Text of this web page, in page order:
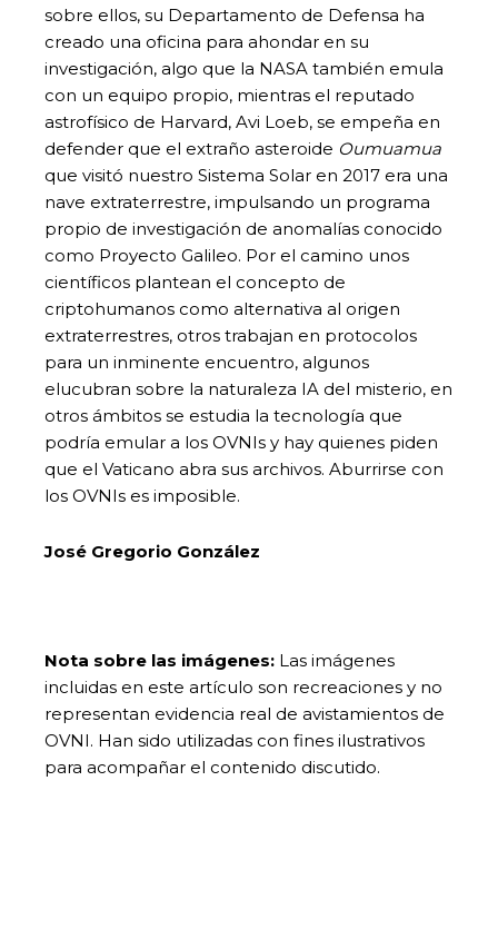
sobre ellos, su Departamento de Defensa ha
creado una oficina para ahondar en su
investigación, algo que la NASA también emula
con un equipo propio, mientras el reputado
astrofísico de Harvard, Avi Loeb, se empeña en
defender que el extraño asteroide Oumuamua
que visitó nuestro Sistema Solar en 2017 era una
nave extraterrestre, impulsando un programa
propio de investigación de anomalías conocido
como Proyecto Galileo. Por el camino unos
científicos plantean el concepto de
criptohumanos como alternativa al origen
extraterrestres, otros trabajan en protocolos
para un inminente encuentro, algunos
elucubran sobre la naturaleza IA del misterio, en
otros ámbitos se estudia la tecnología que
podría emular a los OVNIs y hay quienes piden
que el Vaticano abra sus archivos. Aburrirse con
los OVNIs es imposible.
José Gregorio González
Nota sobre las imágenes: Las imágenes
incluidas en este artículo son recreaciones y no
representan evidencia real de avistamientos de
OVNI. Han sido utilizadas con fines ilustrativos
para acompañar el contenido discutido.